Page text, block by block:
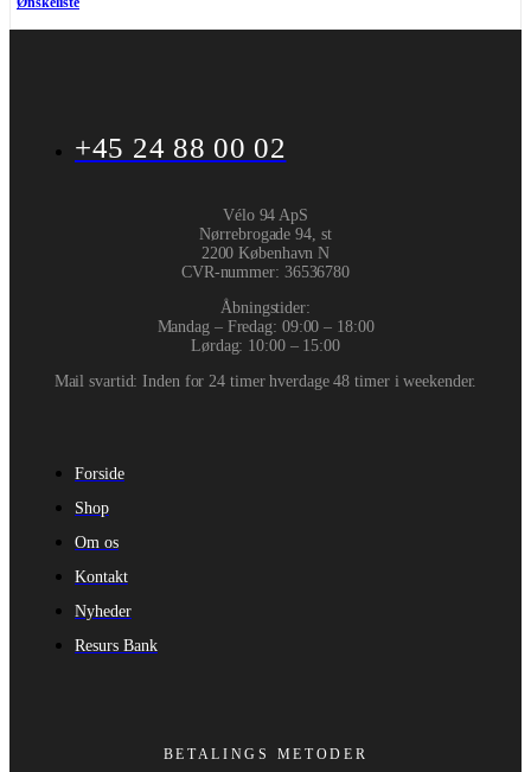
+45 24 88 00 02
Vélo 94 ApS
Nørrebrogade 94, st
2200 København N
CVR-nummer: 36536780
Åbningstider:
Mandag – Fredag: 09:00 – 18:00
Lørdag: 10:00 – 15:00
Mail svartid: Inden for 24 timer hverdage 48 timer i weekender.
Forside
Shop
Om os
Kontakt
Nyheder
Resurs Bank
BETALINGS METODER